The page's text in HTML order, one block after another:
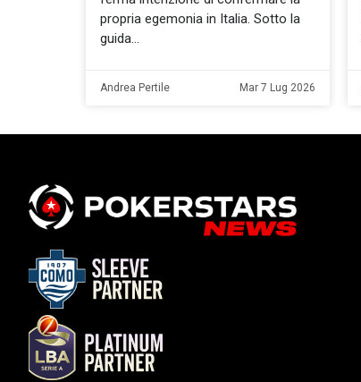
propria egemonia in Italia. Sotto la
guida
Andrea Pertile Mar 7 Lug 2026